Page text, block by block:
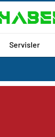
Servisler